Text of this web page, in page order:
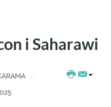
i Saharawi